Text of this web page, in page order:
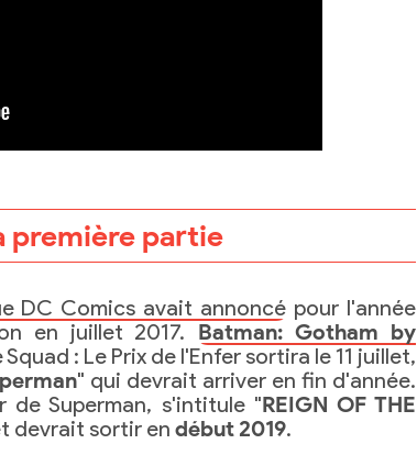
première partie
DC Comics avait annoncé pour l'année
en juillet 2017. Batman: Gotham by
: Le Prix de l'Enfer sortira le 11 juillet,
" qui devrait arriver en fin d'année.
Superman, s'intitule "REIGN OF THE
devrait sortir en début 2019.